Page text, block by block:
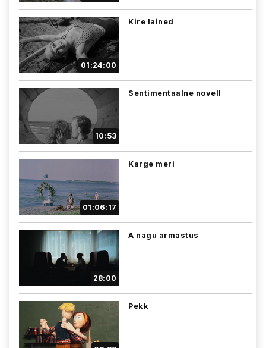
01:24:00
Kire lained
10:53
Sentimentaalne novell
01:06:17
Karge meri
28:00
A nagu armastus
Pekk